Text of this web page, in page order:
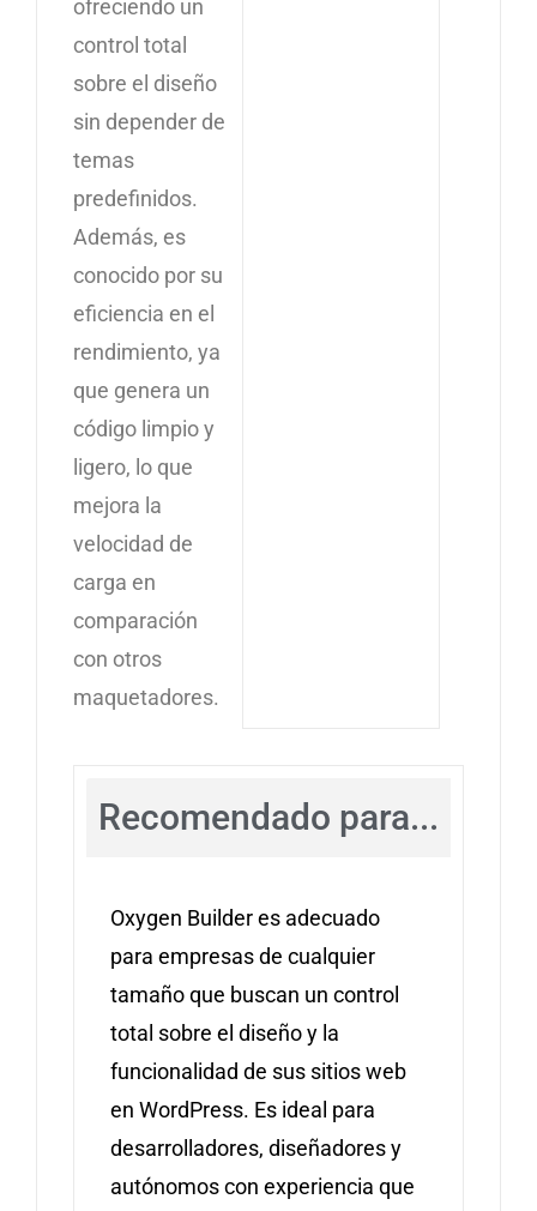
ofreciendo un
control total
sobre el diseño
sin depender de
temas
predefinidos.
Además, es
conocido por su
eficiencia en el
rendimiento, ya
que genera un
código limpio y
ligero, lo que
mejora la
velocidad de
carga en
comparación
con otros
maquetadores.
Recomendado para...
Oxygen Builder es adecuado
para empresas de cualquier
tamaño que buscan un control
total sobre el diseño y la
funcionalidad de sus sitios web
en WordPress. Es ideal para
desarrolladores, diseñadores y
autónomos con experiencia que